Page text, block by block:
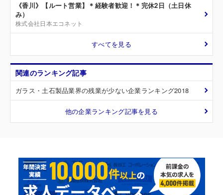
《香川》【ルート営業】＊経験者歓迎！＊完休2日（土日休
み）
株式会社日本エコネット
すべてを見る
関連のランキング記事
ガラス・土石製品業界の残業が少ない企業ランキング2018
他の企業ランキング記事を見る